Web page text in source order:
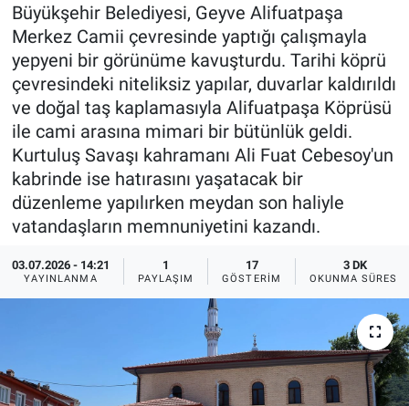
Büyükşehir Belediyesi, Geyve Alifuatpaşa
Merkez Camii çevresinde yaptığı çalışmayla
yepyeni bir görünüme kavuşturdu. Tarihi köprü
çevresindeki niteliksiz yapılar, duvarlar kaldırıldı
ve doğal taş kaplamasıyla Alifuatpaşa Köprüsü
ile cami arasına mimari bir bütünlük geldi.
Kurtuluş Savaşı kahramanı Ali Fuat Cebesoy'un
kabrinde ise hatırasını yaşatacak bir
düzenleme yapılırken meydan son haliyle
vatandaşların memnuniyetini kazandı.
03.07.2026 - 14:21
YAYINLANMA
1
PAYLAŞIM
17
GÖSTERIM
3 DK
OKUNMA SÜRESI